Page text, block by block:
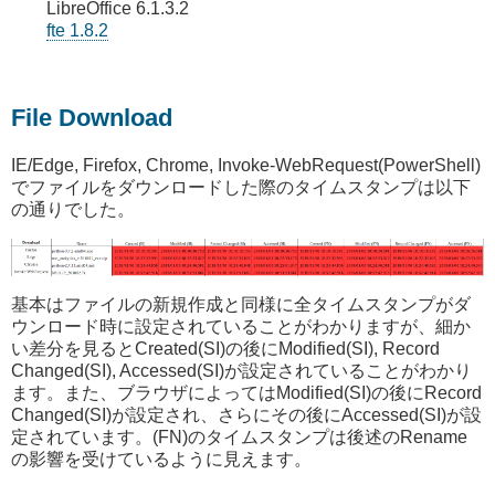
LibreOffice 6.1.3.2
fte 1.8.2
File Download
IE/Edge, Firefox, Chrome, Invoke-WebRequest(PowerShell)
でファイルをダウンロードした際のタイムスタンプは以下
の通りでした。
基本はファイルの新規作成と同様に全タイムスタンプがダ
ウンロード時に設定されていることがわかりますが、細か
い差分を見るとCreated(SI)の後にModified(SI), Record
Changed(SI), Accessed(SI)が設定されていることがわかり
ます。また、ブラウザによってはModified(SI)の後にRecord
Changed(SI)が設定され、さらにその後にAccessed(SI)が設
定されています。(FN)のタイムスタンプは後述のRename
の影響を受けているように見えます。